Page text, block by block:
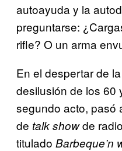
autoayuda y la
preguntarse:
rifle? O un arma
En el despertar de
desilusión de los 60
segundo acto, pasó
de talk showde
titulado Barbeque’n